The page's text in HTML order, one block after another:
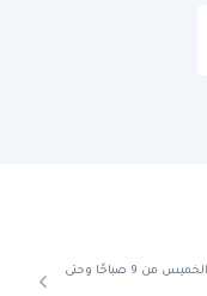
من الأحد إلى الخميس من 9 صباحًا وحتى